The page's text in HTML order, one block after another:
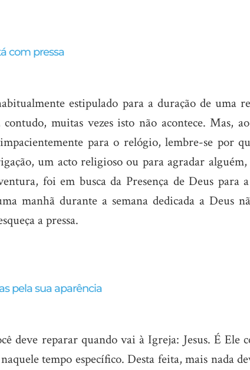
com pressa
estipulado para a duração de uma
muitas vezes isto não acontece. Mas,
para o relógio, lembre-se por
um acto religioso ou para agradar
foi em busca da Presença de Deus para
manhã durante a semana dedicada a Deus
a pressa.
pela sua aparência
deve reparar quando vai à Igreja: Jesus. É Ele
tempo específico. Desta feita, mais nada